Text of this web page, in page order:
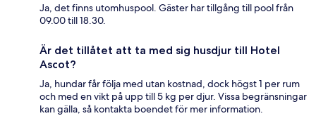
Ja, det finns utomhuspool. Gäster har tillgång till pool från
09.00 till 18.30.
Är det tillåtet att ta med sig husdjur till Hotel
Ascot?
Ja, hundar får följa med utan kostnad, dock högst 1 per rum
och med en vikt på upp till 5 kg per djur. Vissa begränsningar
kan gälla, så kontakta boendet för mer information.